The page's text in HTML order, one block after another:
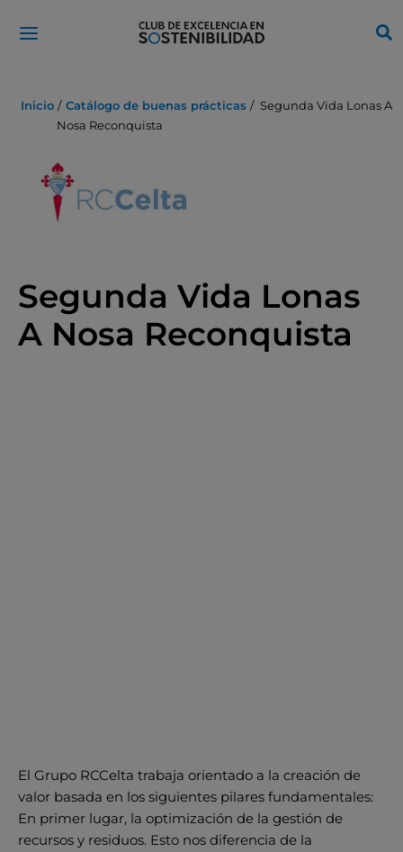
Inicio Catálogo de buenas prácticas
Segunda Vida Lonas A
Nosa Reconquista
Segunda Vida Lonas
A Nosa Reconquista
El Grupo RCCelta trabaja orientado a la creación de
valor basada en los siguientes pilares fundamentales:
En primer lugar, la optimización de la gestión de
recursos y residuos. Esto nos diferencia de la